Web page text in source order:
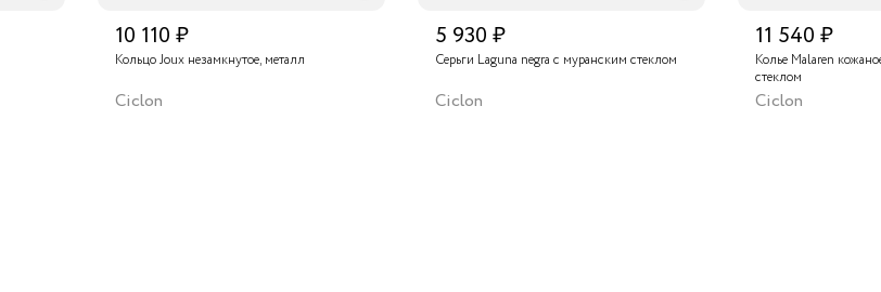
10 110 ₽
Кольцо Joux незамкнутое, металл
Ciclon
5 930 ₽
Серьги Laguna negra с муранским стеклом
Ciclon
11 540 ₽
Колье Malaren
стеклом
Ciclon